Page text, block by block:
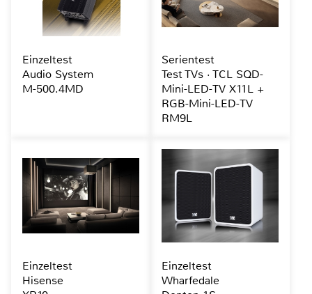
Einzeltest
Audio System
M-500.4MD
Serientest
Test TVs · TCL SQD-
Mini-LED-TV X11L +
RGB-Mini-LED-TV
RM9L
Einzeltest
Hisense
Einzeltest
Wharfedale